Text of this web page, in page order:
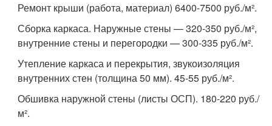
Ремонт крыши (работа, материал) 6400-7500 руб./м².
Сборка каркаса. Наружные стены — 320-350 руб./м²,
внутренние стены и перегородки — 300-335 руб./м².
Утепление каркаса и перекрытия, звукоизоляция
внутренних стен (толщина 50 мм). 45-55 руб./м².
Обшивка наружной стены (листы ОСП). 180-220 руб./
м².